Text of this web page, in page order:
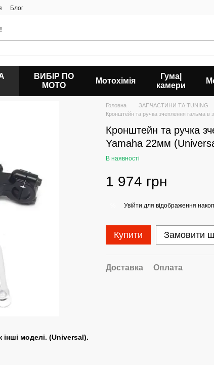
Блог
ВИБІР ПО
МОТО
Мотохімія
Гума|
камери
інші моделі. (Universal).
Головна ЗАПЧАСТИНИ ТА ТUNING
Кронштейн та ручка зчеплення гальма в
Кронштейн та ручка
Yamaha 22мм
В наявності
1 974 грн
Увійти для відображення
Купити Замовити
Доставка Оплата